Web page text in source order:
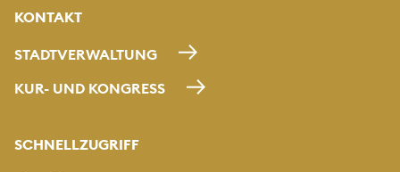
KONTAKT
STADTVERWALTUNG
KUR- UND KONGRESS
SCHNELLZUGRIFF